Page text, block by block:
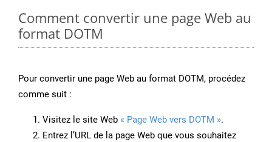
Comment convertir une page Web au
format DOTM
Pour convertir une page Web au format DOTM, procédez
comme suit :
Visitez le site Web « Page Web vers DOTM ».
Entrez l’URL de la page Web que vous souhaitez